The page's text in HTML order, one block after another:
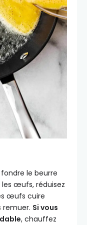
le beurre
les œufs, réduisez
œufs cuire
remuer. Si vous
, chauffez